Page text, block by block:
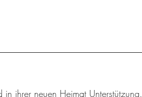
in ihrer neuen Heimat Unterstützung.